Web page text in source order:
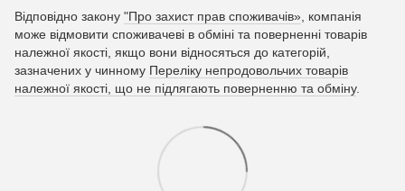
Відповідно закону "Про захист прав споживачів» , компанія
може відмовити споживачеві в обміні та поверненні товарів
належної якості, якщо вони відносяться до категорій,
зазначених у чинному Переліку непродовольчих товарів
належної якості, що не підлягають поверненню та обміну.